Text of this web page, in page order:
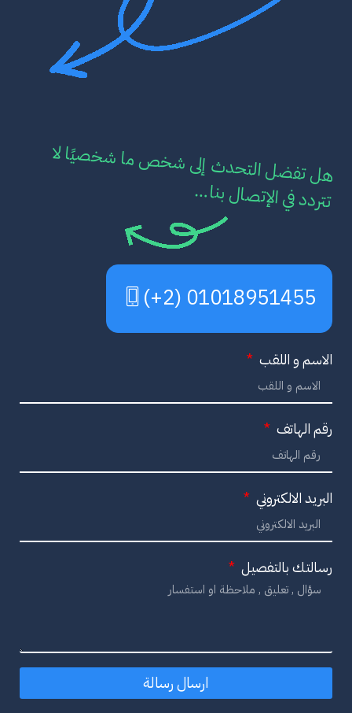
هل تفضل التحدث إلى شخ
ص ما شخصيًا لا
تتردد في الإتصال بنا…
01018951455 (2+)
الاسم و اللقب
رقم الهاتف
البريد الالكتروني
رسالتك بالتفصيل
ارسال رسالة